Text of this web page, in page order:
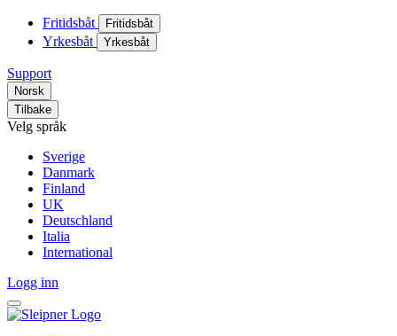
Fritidsbåt Fritidsbåt
Yrkesbåt Yrkesbåt
Support
Norsk
Tilbake
Velg språk
Sverige
Danmark
Finland
UK
Deutschland
Italia
International
Logg inn